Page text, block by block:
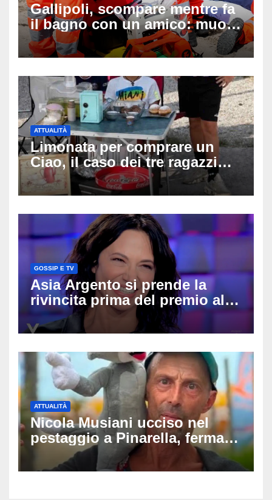
Gallipoli, scompare mentre fa
il bagno con un amico: muore
a 19 anni dopo 45 minuti di
disperati tentativi di
ATTUALITÀ
Limonata per comprare un
Ciao, il caso dei tre ragazzi
divide l’Italia: Fedriga li invita
in Regione, Vannacci li
GOSSIP E TV
Asia Argento si prende la
rivincita prima del premio alla
carriera: «Mi chiamano
raccomandata e cagna»
ATTUALITÀ
Nicola Musiani ucciso nel
pestaggio a Pinarella, fermati
quattro giovani: la svolta
dopo video, intercettazioni e